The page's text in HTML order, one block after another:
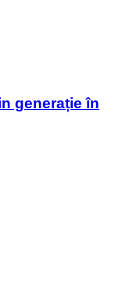
generație în